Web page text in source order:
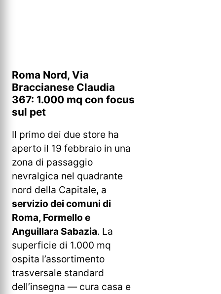
Roma Nord, Via
Braccianese Claudia
367: 1.000 mq con focus
sul pet
Il primo dei due store ha
aperto il 19 febbraio in una
zona di passaggio
nevralgica nel quadrante
nord della Capitale, a
servizio dei comuni di
Roma, Formello e
Anguillara Sabazia. La
superficie di 1.000 mq
ospita l’assortimento
trasversale standard
dell’insegna — cura casa e